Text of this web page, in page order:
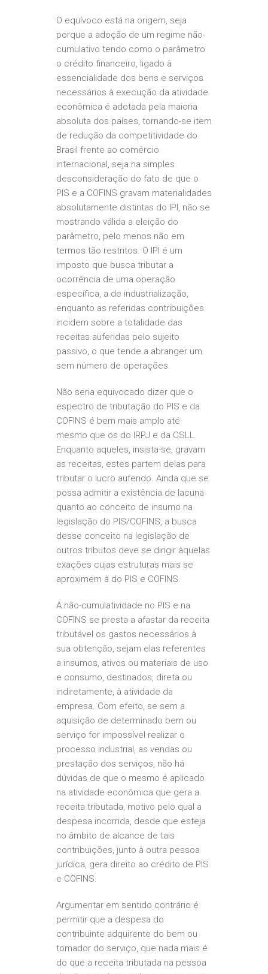
O equívoco está na origem, seja
porque a adoção de um regime não-
cumulativo tendo como o parâmetro
o crédito financeiro, ligado à
essencialidade dos bens e serviços
necessários à execução da atividade
econômica é adotada pela maioria
absoluta dos países, tornando-se item
de redução da competitividade do
Brasil frente ao comércio
internacional, seja na simples
desconsideração do fato de que o
PIS e a COFINS gravam materialidades
absolutamente distintas do IPI, não se
mostrando válida a eleição do
parâmetro, pelo menos não em
termos tão restritos. O IPI é um
imposto que busca tributar a
ocorrência de uma operação
específica, a de industrialização,
enquanto as referidas contribuições
incidem sobre a totalidade das
receitas auferidas pelo sujeito
passivo, o que tende a abranger um
sem número de operações.
Não seria equivocado dizer que o
espectro de tributação do PIS e da
COFINS é bem mais amplo até
mesmo que os do IRPJ e da CSLL.
Enquanto aqueles, insista-se, gravam
as receitas, estes partem delas para
tributar o lucro auferido. Ainda que se
possa admitir a existência de lacuna
quanto ao conceito de insumo na
legislação do PIS/COFINS, a busca
desse conceito na legislação de
outros tributos deve se dirigir àquelas
exações cujas estruturas mais se
aproximem à do PIS e COFINS.
A não-cumulatividade no PIS e na
COFINS se presta a afastar da receita
tributável os gastos necessários à
sua obtenção, sejam elas referentes
a insumos, ativos ou materiais de uso
e consumo, destinados, direta ou
indiretamente, à atividade da
empresa. Com efeito, se sem a
aquisição de determinado bem ou
serviço for impossível realizar o
processo industrial, as vendas ou
prestação dos serviços, não há
dúvidas de que o mesmo é aplicado
na atividade econômica que gera a
receita tributada, motivo pelo qual a
despesa incorrida, desde que esteja
no âmbito de alcance de tais
contribuições, junto à outra pessoa
jurídica, gera direito ao crédito de PIS
e COFINS.
Argumentar em sentido contrário é
permitir que a despesa do
contribuinte adquirente do bem ou
tomador do serviço, que nada mais é
do que a receita tributada na pessoa